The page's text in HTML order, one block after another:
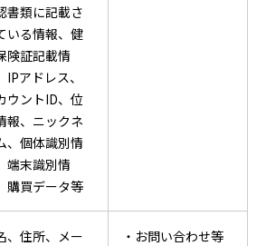
書類に記載さ
いる情報、健
険証記載情
IPアドレス、
ウントID、位
報、ニックネ
、個体識別情
端末識別情
購買データ等
、住所、メー
・お問い合わせ等